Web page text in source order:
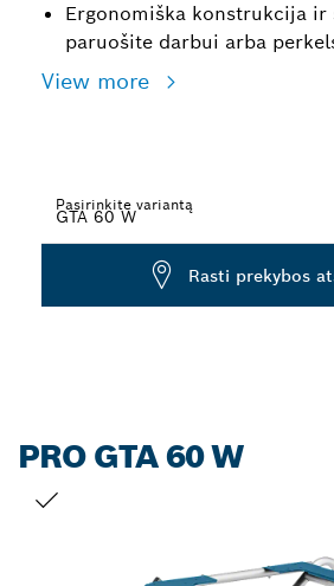
Ergonomiška konstrukcija ir
paruošite darbui arba
View more
Pasirinkite variantą
Rasti prekybos
PRO GTA 60 W